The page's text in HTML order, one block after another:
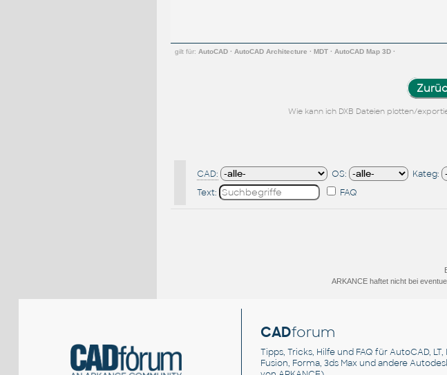
gilt für: AutoCAD· AutoCAD Architecture · MDT· AutoCAD Map 3D·
Wie kann ich DXB Dateien plotten/
CAD: OS:
Kateg:
Text:
FAQ
ARKANCE haftet nicht bei
CADforum
Tipps, Tricks, Hilfe und FAQ für AutoCAD,
Fusion, Forma, 3ds Max und andere